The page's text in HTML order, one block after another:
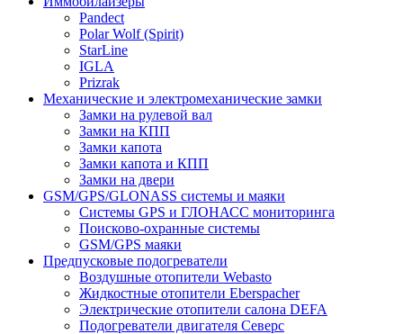
Pandect
Polar Wolf (Spirit)
StarLine
IGLA
Prizrak
Механические и электромеханические замки
Замки на рулевой вал
Замки на КПП
Замки капота
Замки капота и КПП
Замки на двери
GSM/GPS/GLONASS системы и маяки
Системы GPS и ГЛОНАСС мониторинга
Поисково-охранные системы
GSM/GPS маяки
Предпусковые подогреватели
Воздушные отопители Webasto
Жидкостные отопители Eberspacher
Электрические отопители салона DEFA
Подогреватели двигателя Северс